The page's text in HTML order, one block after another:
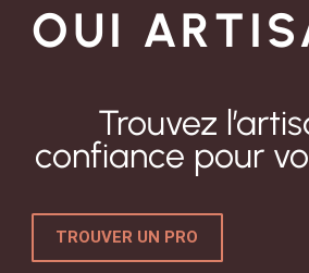
OUI
Trouvez
confiance pour
TROUVER UN PRO